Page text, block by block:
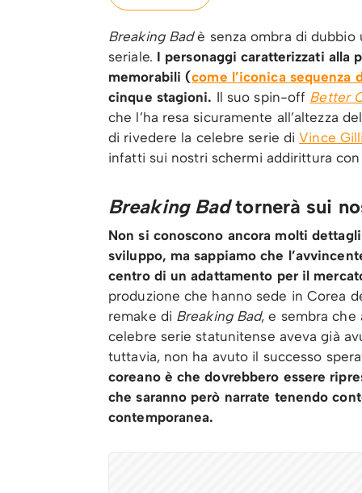
Breaking Badè senza ombra di dubbio
seriale. I personaggi caratterizzati alla
memorabili (come l’iconica sequenza
cinque stagioni. Il suo spin-off Better
che l’ha resa sicuramente all’altezza
di rivedere la celebre serie diVince
infatti sui nostri schermi addirittura
Breaking Badtornerà sui
Non si conoscono ancora molti
sviluppo, ma sappiamo che
centro di un adattamento per il
produzione che hanno sede in Corea
remake di Breaking Bad, e sembra che
celebre serie statunitense aveva già
tuttavia, non ha avuto il successo
coreano è che dovrebbero essere
che saranno però narrate tenendo
contemporanea.